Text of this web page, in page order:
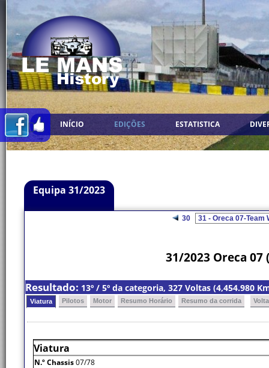
INÍCIO EDIÇÕES ESTATISTICA
Equipa 31/2023
30
31/2023 Oreca 07
Resultado: 13º / 5º da categoria, 327 Voltas (4,454.980
Viatura Pilotos Motor Resumo Horário Resumo da corrida
Viatura
N.º Chassis07/78